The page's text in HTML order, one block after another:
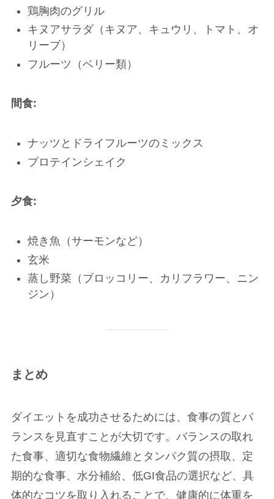
鶏胸肉のグリル
キヌアサラダ（キヌア、キュウリ、トマト、オ
リーブ）
フルーツ（ベリー類）
間食:
ナッツとドライフルーツのミックス
プロテインシェイク
夕食:
焼き魚（サーモンなど）
玄米
蒸し野菜（ブロッコリー、カリフラワー、ニン
ジン）
まとめ
ダイエットを成功させるためには、食事の質とバ
ランスを見直すことが大切です。バランスの取れ
た食事、適切な食物繊維とタンパク質の摂取、定
期的な食事、水分補給、低GI食品の選択など、具
体的なコツを取り入れることで、健康的に体重を